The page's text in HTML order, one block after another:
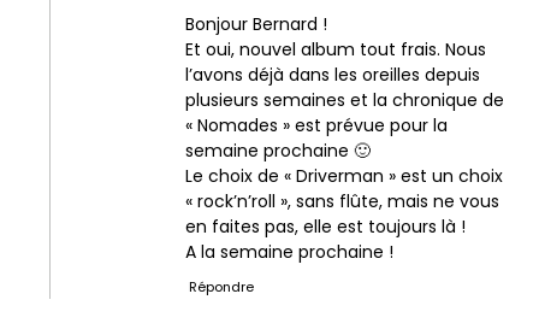
Bonjour Bernard !
Et oui, nouvel album tout frais. Nous
l’avons déjà dans les oreilles depuis
plusieurs semaines et la chronique de
« Nomades » est prévue pour la
semaine prochaine 🙂
Le choix de « Driverman » est un choix
« rock’n’roll », sans flûte, mais ne vous
en faites pas, elle est toujours là !
A la semaine prochaine !
Répondre